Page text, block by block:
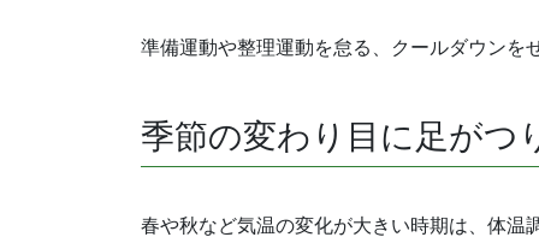
準備運動や整理運動を怠る、クールダウンを
季節の変わり目に足がつ
春や秋など気温の変化が大きい時期は、体温